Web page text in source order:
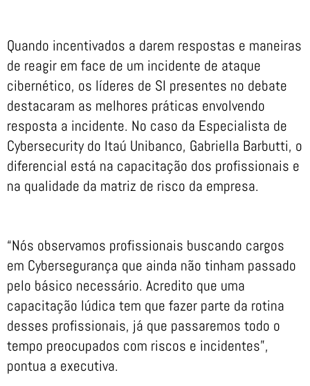
Quando incentivados a darem respostas e maneiras
de reagir em face de um incidente de ataque
cibernético, os líderes de SI presentes no debate
destacaram as melhores práticas envolvendo
resposta a incidente. No caso da Especialista de
Cybersecurity do Itaú Unibanco, Gabriella Barbutti, o
diferencial está na capacitação dos profissionais e
na qualidade da matriz de risco da empresa.
“Nós observamos profissionais buscando cargos
em Cybersegurança que ainda não tinham passado
pelo básico necessário. Acredito que uma
capacitação lúdica tem que fazer parte da rotina
desses profissionais, já que passaremos todo o
tempo preocupados com riscos e incidentes”,
pontua a executiva.